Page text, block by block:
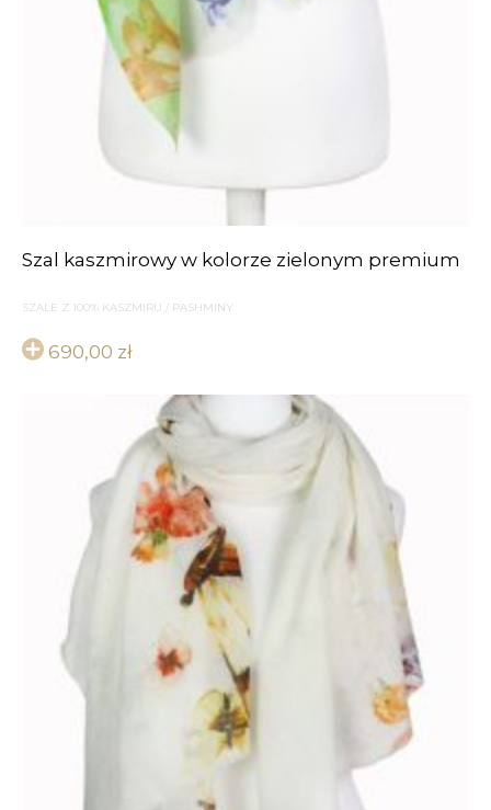
Szal kaszmirowy w kolorze zielonym premium
SZALE Z 100% KASZMIRU / PASHMINY
690,00 zł